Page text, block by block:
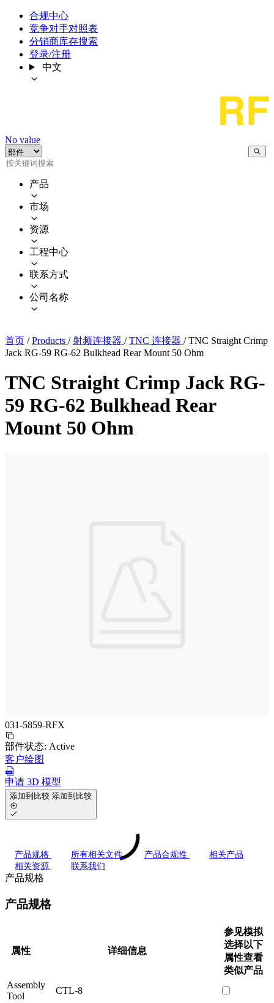
合规中心
竞争对手对照表
分销商库存搜索
登录/注册
中文
No value
产品
市场
资源
工程中心
联系方式
公司名称
首页 / Products / 射频连接器 / TNC 连接器 / TNC Straight Crimp
Jack RG-59 RG-62 Bulkhead Rear Mount 50 Ohm
TNC Straight Crimp Jack RG-
59 RG-62 Bulkhead Rear
Mount 50 Ohm
031-5859-RFX
部件状态: Active
客户绘图
申请 3D 模型
添加到比较 添加到比较
产品规格 所有相关文件 产品合规性
相关产品
相关资源
联系我们
产品规格
产品规格
属性 详细信息
参见模拟
选择以下
属性查看
类似产品
Assembly
Tool
CTL-8